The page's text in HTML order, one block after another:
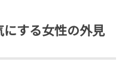
然でしょう」私に迫った母が、こ
にする女性の外見